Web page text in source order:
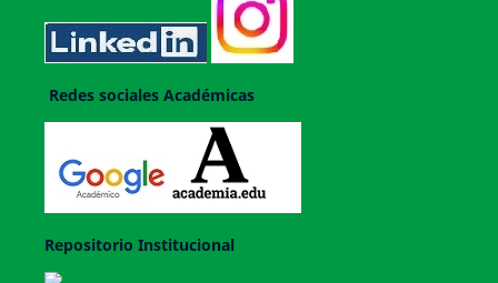
Redes sociales Académicas
Repositorio Institucional